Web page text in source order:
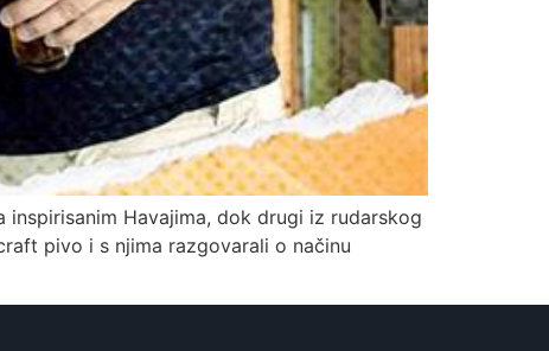
Havajima, dok drugi iz rudarskog
pivo i s njima razgovarali o načinu